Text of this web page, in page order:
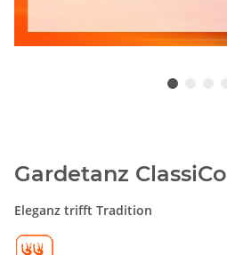
Gardetanz ClassiCo
Eleganz trifft Tradition